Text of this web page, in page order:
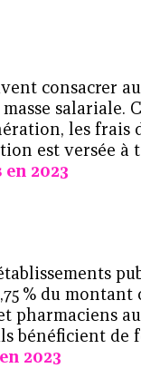
consacrer
salariale.
les frais
est versée à
2023
% du
pharmaciens
bénéficient de
2023